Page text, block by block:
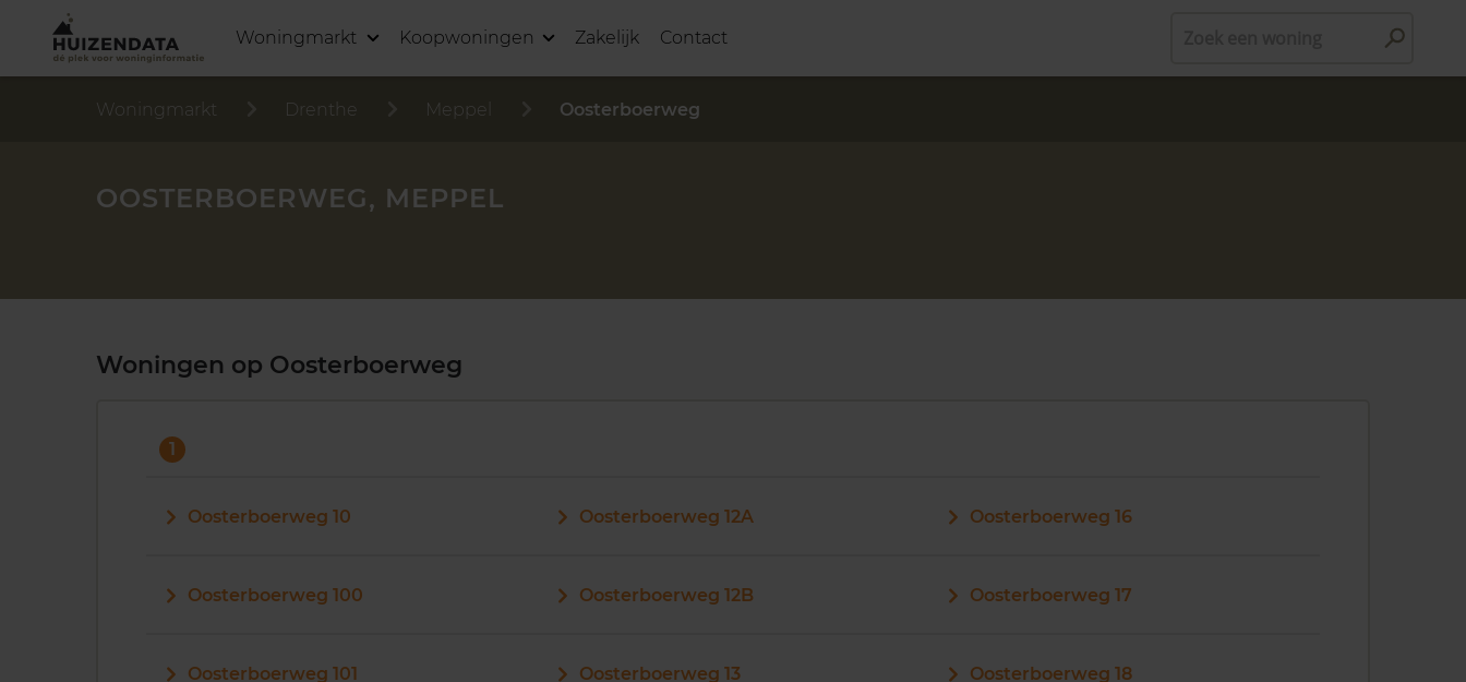
Woningmarkt Koopwoningen Zakelijk Contact
Woningmarkt Drenthe Meppel Oosterboerweg
OOSTERBOERWEG, MEPPEL
Woningen op Oosterboerweg
1
Oosterboerweg 10
Oosterboerweg 100
Oosterboerweg 101
Oosterboerweg 12A
Oosterboerweg 12B
Oosterboerweg 13
Oosterboerweg 16
Oosterboerweg 17
Oosterboerweg 18